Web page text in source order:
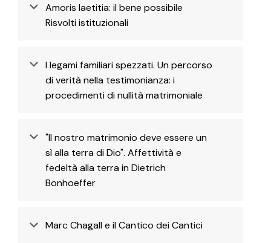
Amoris laetitia: il bene possibile
Risvolti istituzionali
I legami familiari spezzati. Un percorso
di verità nella testimonianza: i
procedimenti di nullità matrimoniale
"Il nostro matrimonio deve essere un
sì alla terra di Dio". Affettività e
fedeltà alla terra in Dietrich
Bonhoeffer
Marc Chagall e il Cantico dei Cantici